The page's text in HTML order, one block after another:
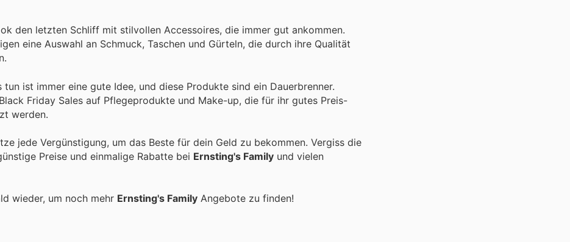
den letzten Schliff mit stilvollen Accessoires, die immer gut ankommen.
eine Auswahl an Schmuck, Taschen und Gürteln, die durch ihre Qualität
tun ist immer eine gute Idee, und diese Produkte sind ein Dauerbrenner.
Friday Sales auf Pflegeprodukte und Make-up, die für ihr gutes Preis-
werden.
jede Vergünstigung, um das Beste für dein Geld zu bekommen. Vergiss die
Preise und einmalige Rabatte bei Ernsting's Family und vielen
wieder, um noch mehr Ernsting's Family Angebote zu finden!